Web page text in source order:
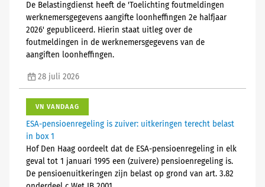
De Belastingdienst heeft de 'Toelichting foutmeldingen
werknemersgegevens aangifte loonheffingen 2e halfjaar
2026' gepubliceerd. Hierin staat uitleg over de
foutmeldingen in de werknemersgegevens van de
aangiften loonheffingen.
28 juli 2026
VN VANDAAG
ESA-pensioenregeling is zuiver: uitkeringen terecht belast
in box 1
Hof Den Haag oordeelt dat de ESA-pensioenregeling in elk
geval tot 1 januari 1995 een (zuivere) pensioenregeling is.
De pensioenuitkeringen zijn belast op grond van art. 3.82